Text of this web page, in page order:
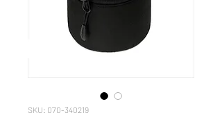
SKU: 070-340219